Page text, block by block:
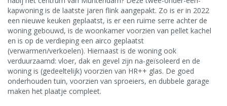
kapwoning is de laatste jaren flink aangepakt. Zo is er in 2022
een nieuwe keuken geplaatst, is er een ruime serre achter de
woning gebouwd, is de woonkamer voorzien van pellet kachel
en is op de verdieping een airco geplaatst
(verwarmen/verkoelen). Hiernaast is de woning ook
verduurzaamd: vloer, dak en gevel zijn na-geïsoleerd en de
woning is (gedeeltelijk) voorzien van HR++ glas. De goed
onderhouden tuin, voorzien van sproeiers, en dubbele garage
maken het plaatje compleet.